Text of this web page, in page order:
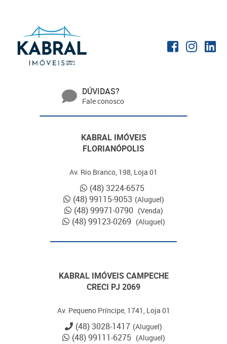
DÚVIDAS?
Fale conosco
KABRAL IMÓVEIS
FLORIANÓPOLIS
Av. Rio Branco, 198, Loja 01
(48) 3224-6575
(48) 99115-9053 (Aluguel)
(48) 99971-0790 (Venda)
(48) 99123-0269 (Aluguel)
KABRAL IMÓVEIS CAMPECHE
CRECI PJ 2069
Av. Pequeno Príncipe, 1741, Loja 01
(48) 3028-1417 (Aluguel)
(48) 99111-6275 (Aluguel)